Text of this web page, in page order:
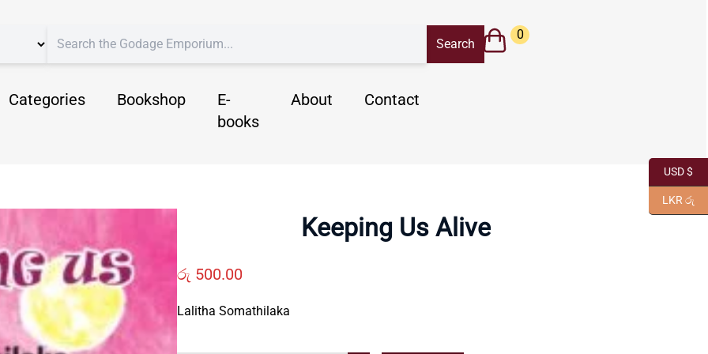
Categories Bookshop
E-
books
About Contact
0
Keeping Us Alive
රු 500.00
Lalitha Somathilaka
USD $
LKR රු